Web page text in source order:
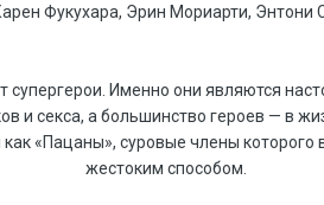
Фукухара, Эрин Мориарти, Энтони
супергерои. Именно они являются
и секса, а большинство героев — в
«Пацаны», суровые члены которого
жестоким способом.